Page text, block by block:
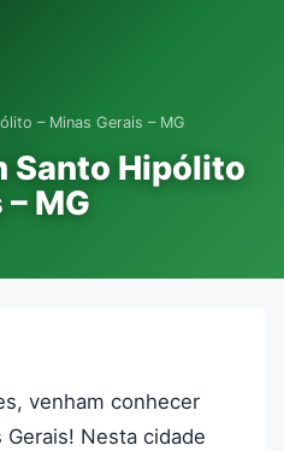
– Minas Gerais – MG
Santo Hipólito
MG
venham conhecer
Nesta cidade